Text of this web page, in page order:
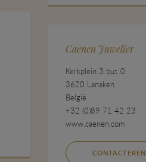
Caenen Juwelier
Kerkplein 3 bus 0
3620 Lanaken
België
+32 (0)89 71 42 23
www.caenen.com
CONTACTEREN